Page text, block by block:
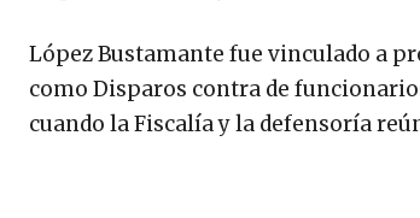
López Bustamante fue vinculado a
como Disparos contra de
cuando la Fiscalía y la defensoría